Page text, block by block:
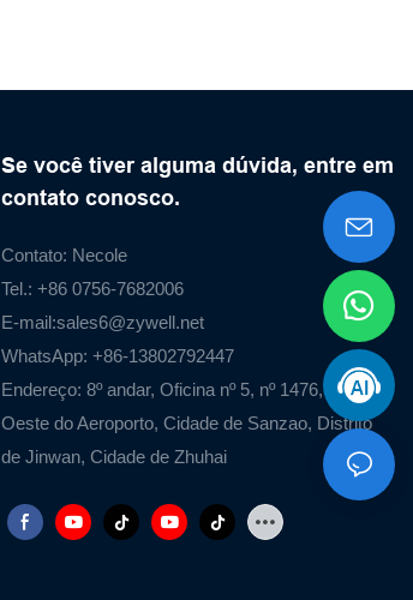
Se você tiver alguma dúvida, entre em
contato conosco.
Contato: Necole
Tel.: +86 0756-7682006
E-mail:sales6@zywell.net
WhatsApp: +86-13802792447
Endereço: 8º andar, Oficina nº 5, nº 1476, Estrada
Oeste do Aeroporto, Cidade de Sanzao, Distrito
de Jinwan, Cidade de Zhuhai